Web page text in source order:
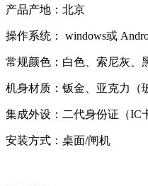
产品产地：北京
操作系统： windows或
常规颜色：白色、索尼灰、
机身材质：钣金、亚克力（
集成外设：二代身份证（IC
安装方式：桌面/闸机